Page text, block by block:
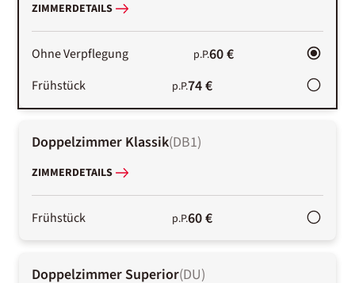
ZIMMERDETAILS
Ohne Verpflegung p.P.60 €
Frühstück p.P.74 €
Doppelzimmer Klassik(DB1)
ZIMMERDETAILS
Frühstück p.P.60 €
Doppelzimmer Superior(DU)